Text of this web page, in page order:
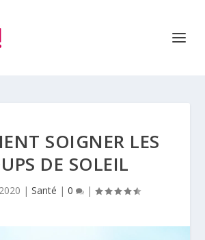
SOIGNER LES
DE SOLEIL
| Santé | 0 |